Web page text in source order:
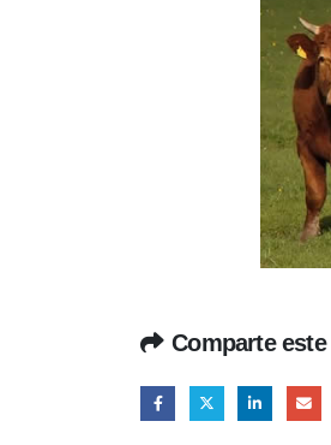
Comparte